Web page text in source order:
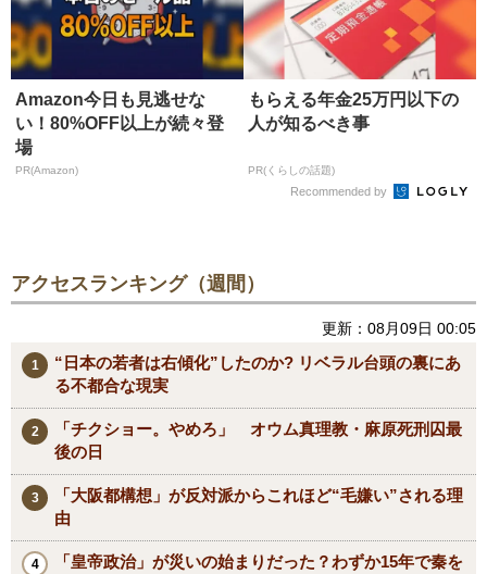
Amazon今日も見逃せな
い！80%OFF以上が続々登
場
PR(Amazon)
もらえる年金25万円以下の
人が知るべき事
PR(くらしの話題)
Recommended by
アクセスランキング（週間）
更新：08月09日 00:05
“日本の若者は右傾化”したのか? リベラル台頭の裏にあ
る不都合な現実
「チクショー。やめろ」 オウム真理教・麻原死刑囚最
後の日
「大阪都構想」が反対派からこれほど“毛嫌い”される理
由
「皇帝政治」が災いの始まりだった？わずか15年で秦を